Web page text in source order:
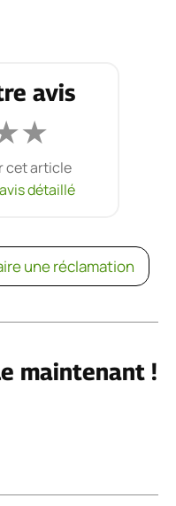
avis
★
cet article
détaillé
une réclamation
maintenant !